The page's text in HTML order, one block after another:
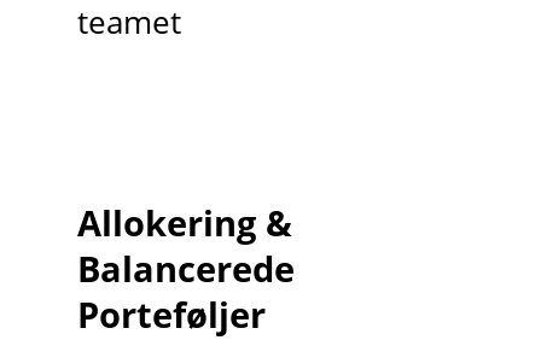
teamet
Allokering &
Balancerede
Porteføljer